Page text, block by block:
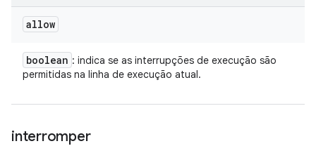
allow
boolean : indica se as interrupções de execução são
permitidas na linha de execução atual.
interromper